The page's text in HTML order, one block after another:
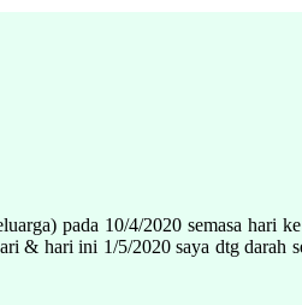
pada 10/4/2020 semasa hari
& hari ini 1/5/2020 saya dtg darah